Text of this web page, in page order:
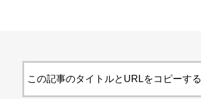
この記事のタイトルとURLをコピーする